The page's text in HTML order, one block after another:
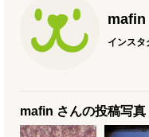
mafin
インスタ
mafin さんの投稿写真